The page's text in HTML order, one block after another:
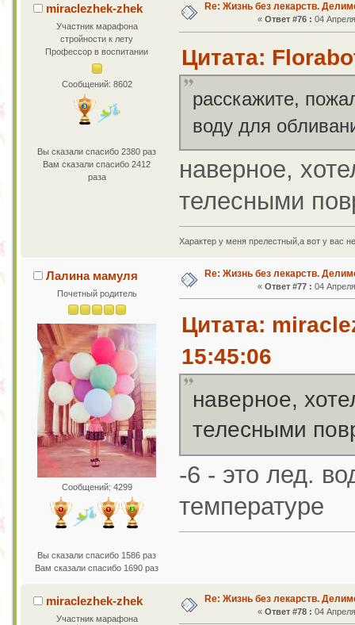
miraclezhek-zhek
Участник марафона
стройности к лету
Профессор в воспитании
Сообщений: 8602
Вы сказали спасибо 2380 раз
Вам сказали спасибо 2412
раза
Re: Жизнь без лекарств.
«Ответ #76 : 04
Цитата:
расскажите,
воду для
наверное,
телесными
Характер у меня прелестный,а вот у вас
Лалина мамуля
Почетный родитель
Сообщений: 4299
Вы сказали спасибо 1586 раз
Вам сказали спасибо 1690 раз
Re: Жизнь без лекарств.
«Ответ #77 : 04
Цитата:
15:45:06
наверное,
телесными
-6 - это лед.
температуре
miraclezhek-zhek
Участник марафона
Re: Жизнь без лекарств.
«Ответ #78 : 04